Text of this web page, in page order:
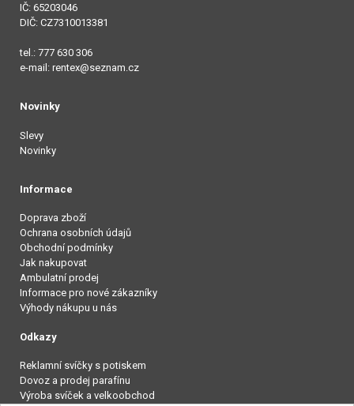
IČ: 65203046
DIČ: CZ7310013381
tel.: 777 630 306
e-mail: rentex@seznam.cz
Novinky
Slevy
Novinky
Informace
Doprava zboží
Ochrana osobních údajů
Obchodní podmínky
Jak nakupovat
Ambulatní prodej
Informace pro nové zákazníky
Výhody nákupu u nás
Odkazy
Reklamní svíčky s potiskem
Dovoz a prodej parafínu
Výroba svíček a velkoobchod